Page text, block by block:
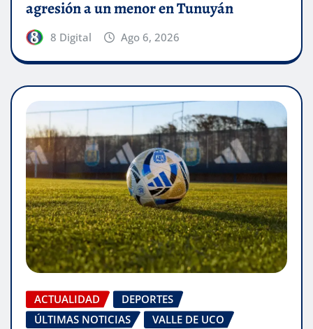
agresión a un menor en Tunuyán
8 Digital Ago 6, 2026
ACTUALIDAD
DEPORTES
ÚLTIMAS NOTICIAS
VALLE DE UCO